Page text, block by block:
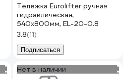
Тележка Eurolifter ручная
гидравлическая,
540х800мм, EL-20-0.8
3.8(11)
Подписаться
Нет в наличии